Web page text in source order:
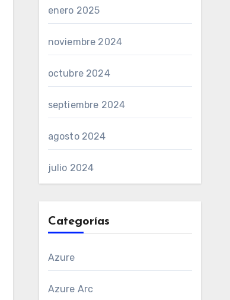
enero 2025
noviembre 2024
octubre 2024
septiembre 2024
agosto 2024
julio 2024
Categorías
Azure
Azure Arc